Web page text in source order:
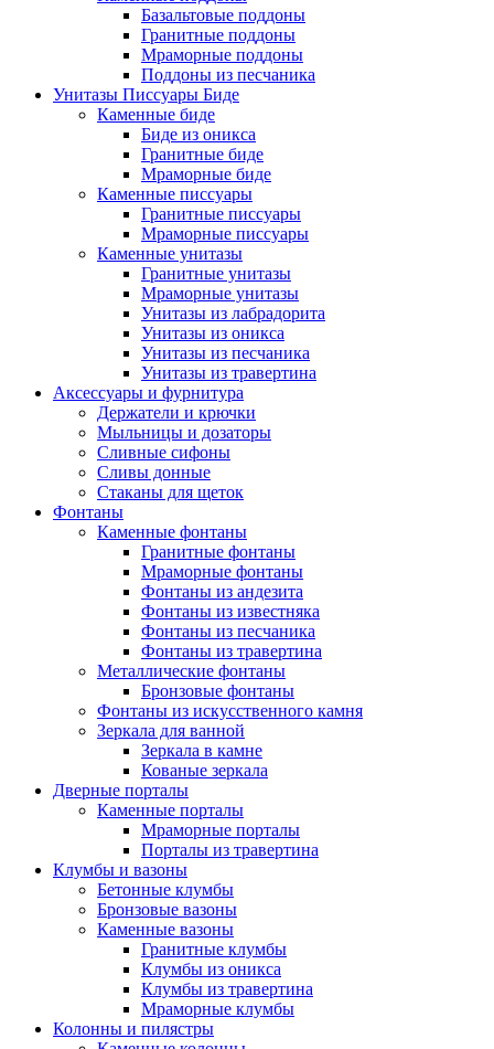
Базальтовые поддоны
Гранитные поддоны
Мраморные поддоны
Поддоны из песчаника
Унитазы Писсуары Биде
Каменные биде
Биде из оникса
Гранитные биде
Мраморные биде
Каменные писсуары
Гранитные писсуары
Мраморные писсуары
Каменные унитазы
Гранитные унитазы
Мраморные унитазы
Унитазы из лабрадорита
Унитазы из оникса
Унитазы из песчаника
Унитазы из травертина
Аксессуары и фурнитура
Держатели и крючки
Мыльницы и дозаторы
Сливные сифоны
Сливы донные
Стаканы для щеток
Фонтаны
Каменные фонтаны
Гранитные фонтаны
Мраморные фонтаны
Фонтаны из андезита
Фонтаны из известняка
Фонтаны из песчаника
Фонтаны из травертина
Металлические фонтаны
Бронзовые фонтаны
Фонтаны из искусственного камня
Зеркала для ванной
Зеркала в камне
Кованые зеркала
Дверные порталы
Каменные порталы
Мраморные порталы
Порталы из травертина
Клумбы и вазоны
Бетонные клумбы
Бронзовые вазоны
Каменные вазоны
Гранитные клумбы
Клумбы из оникса
Клумбы из травертина
Мраморные клумбы
Колонны и пилястры